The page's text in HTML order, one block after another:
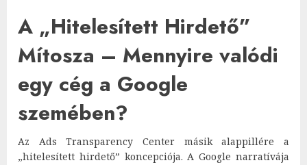
A „Hitelesített Hirdető”
Mítosza – Mennyire valódi
egy cég a Google
szemében?
Az Ads Transparency Center másik alappillére a
„hitelesített hirdető” koncepciója. A Google narratívája